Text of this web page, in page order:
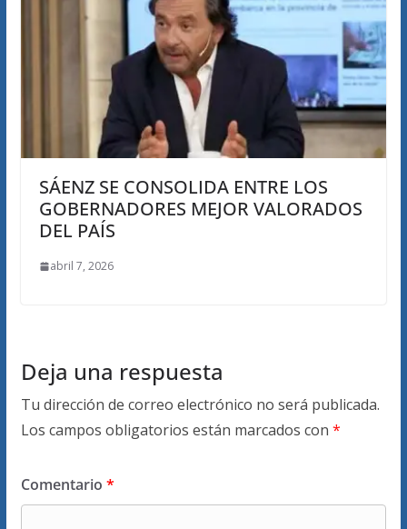
SÁENZ SE CONSOLIDA ENTRE LOS
GOBERNADORES MEJOR VALORADOS
DEL PAÍS
abril 7, 2026
Deja una respuesta
Tu dirección de correo electrónico no será publicada.
Los campos obligatorios están marcados con *
Comentario *